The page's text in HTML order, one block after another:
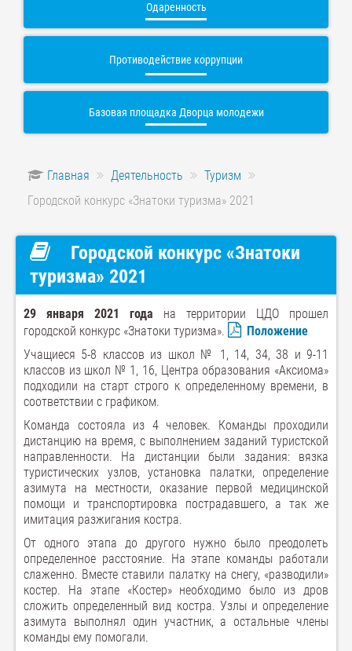
Одаренность
Противодействие коррупции
Базовая площадка Дворца молодежи
Главная Деятельность
Туризм
Городской конкурс «Знатоки туризма» 2021
Городской конкурс «Знатоки
туризма» 2021
29 января 2021 года на территории ЦДО прошел
городской конкурс «Знатоки туризма».
Положение
Учащиеся 5-8 классов из школ № 1, 14, 34, 38 и 9-11
классов из школ № 1, 16, Центра образования «Аксиома»
подходили на старт строго к определенному времени, в
соответствии с графиком.
Команда состояла из 4 человек. Команды проходили
дистанцию на время, с выполнением заданий туристской
направленности. На дистанции были задания: вязка
туристических узлов, установка палатки, определение
азимута на местности, оказание первой медицинской
помощи и транспортировка пострадавшего, а так же
имитация разжигания костра.
От одного этапа до другого нужно было преодолеть
определенное расстояние. На этапе команды работали
слаженно. Вместе ставили палатку на снегу, «разводили»
костер. На этапе «Костер» необходимо было из дров
сложить определенный вид костра. Узлы и определение
азимута выполнял один участник, а остальные члены
команды ему помогали.